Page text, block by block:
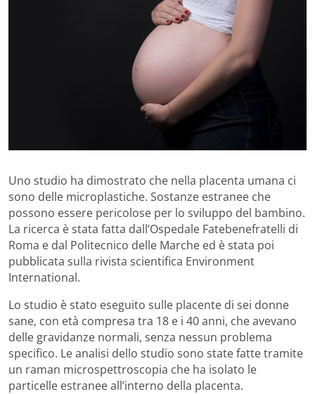
Uno studio ha dimostrato che nella placenta umana ci
sono delle microplastiche. Sostanze estranee che
possono essere pericolose per lo sviluppo del bambino.
La ricerca è stata fatta dall’Ospedale Fatebenefratelli di
Roma e dal Politecnico delle Marche ed è stata poi
pubblicata sulla rivista scientifica Environment
International.
Lo studio è stato eseguito sulle placente di sei donne
sane, con età compresa tra 18 e i 40 anni, che avevano
delle gravidanze normali, senza nessun problema
specifico. Le analisi dello studio sono state fatte tramite
un raman microspettroscopia che ha isolato le
particelle estranee all’interno della placenta.